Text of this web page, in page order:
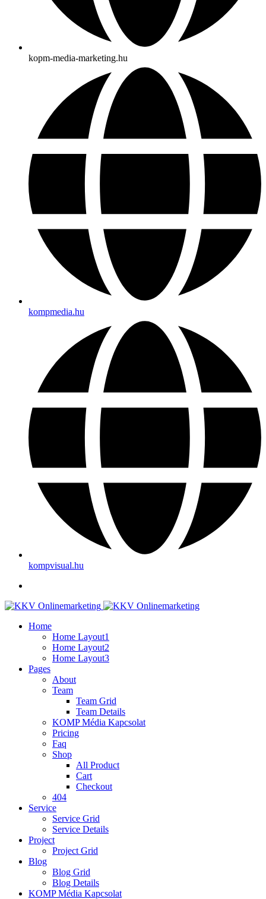
kopm-media-marketing.hu
kompmedia.hu
kompvisual.hu
Home
Home Layout1
Home Layout2
Home Layout3
Pages
About
Team
Team Grid
Team Details
KOMP Média Kapcsolat
Pricing
Faq
Shop
All Product
Cart
Checkout
404
Service
Service Grid
Service Details
Project
Project Grid
Blog
Blog Grid
Blog Details
KOMP Média Kapcsolat